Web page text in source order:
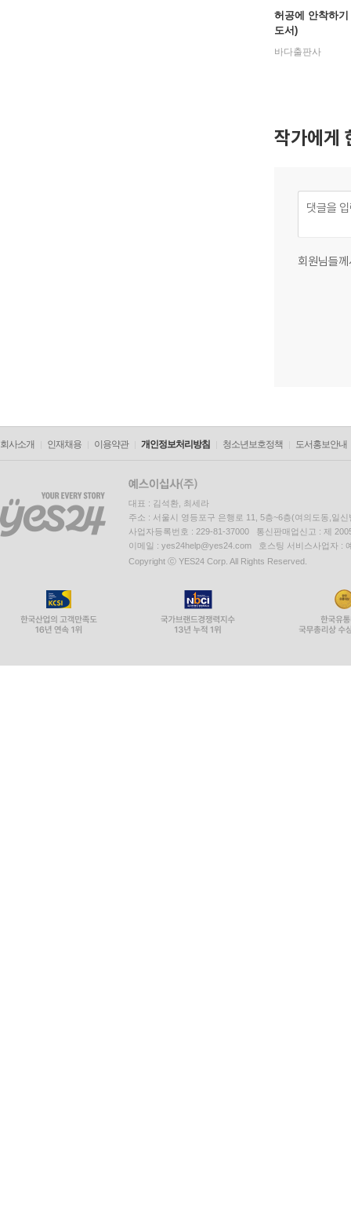
허공에 안착하
도서)
바다출판사
작가에게
회원님들
회사소개 인재채용 이용약관 개인정보처리방침 청소년보호정책 도서홍보안내
대표 : 김석환, 최세라
주소 : 서울시 영등포구 은행로 11, 5층~6층(여의도동,일신
사업자등록번호 : 229-81-37000 통신판매업신고 : 제
이메일 : yes24help@yes24.com 호스팅 서비스사업자 :
Copyright ⓒ YES24 Corp. All Rights Reserved.